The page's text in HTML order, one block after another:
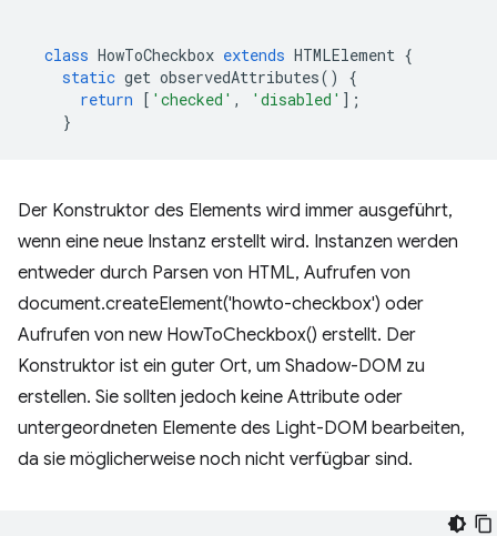
class HowToCheckbox extends HTMLElement {
static get observedAttributes()
{
return [ 'checked' , 'disabled' ];
}
Der Konstruktor des Elements wird immer ausgeführt,
wenn eine neue Instanz erstellt wird. Instanzen werden
entweder durch Parsen von HTML, Aufrufen von
document.createElement('howto-checkbox') oder
Aufrufen von new HowToCheckbox() erstellt. Der
Konstruktor ist ein guter Ort, um Shadow-DOM zu
erstellen. Sie sollten jedoch keine Attribute oder
untergeordneten Elemente des Light-DOM bearbeiten,
da sie möglicherweise noch nicht verfügbar sind.